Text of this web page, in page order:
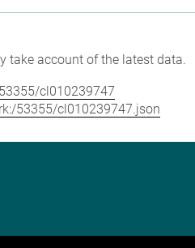
take account of the latest data.
cl010239747
53355/cl010239747.json